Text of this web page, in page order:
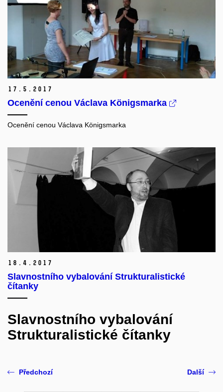
17. 5. 2017
Ocenění cenou Václava Königsmarka
Ocenění cenou Václava Königsmarka
18. 4. 2017
Slavnostního vybalování Strukturalistické
čítanky
Slavnostního vybalování
Strukturalistické čítanky
Předchozí Další